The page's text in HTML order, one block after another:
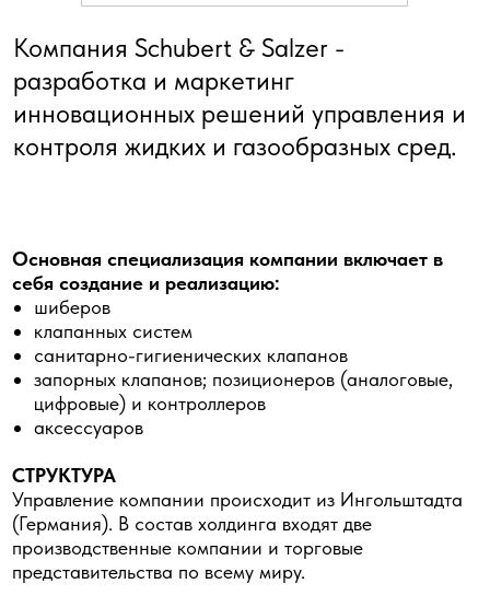
Компания Schubert & Salzer -
разработка и маркетинг
инновационных решений управления и
контроля жидких и газообразных сред.
Основная специализация компании включает в
себя создание и реализацию:
шиберов
клапанных систем
санитарно-гигиенических клапанов
запорных клапанов; позиционеров (аналоговые,
цифровые) и контроллеров
аксессуаров
СТРУКТУРА
Управление компании происходит из Ингольштадта
(Германия). В состав холдинга входят две
производственные компании и торговые
представительства по всему миру.